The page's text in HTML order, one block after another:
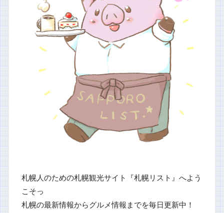
札幌人のための札幌観光サイト『札幌リスト』へよう
こそっ
札幌の最新情報からグルメ情報までを毎日更新中！